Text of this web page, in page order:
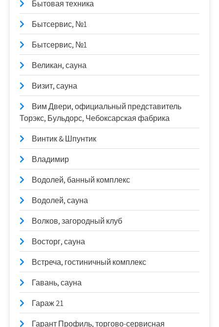
Бытовая техника
Бытсервис, №1
Бытсервис, №1
Великан, сауна
Визит, сауна
Вим Двери, официальный представитель
Торэкс, Бульдорс, Чебоксарская фабрика
Винтик & Шпунтик
Владимир
Водолей, банный комплекс
Водолей, сауна
Волков, загородный клуб
Восторг, сауна
Встреча, гостиничный комплекс
Гавань, сауна
Гараж 21
Гарант Профиль, торгово-сервисная